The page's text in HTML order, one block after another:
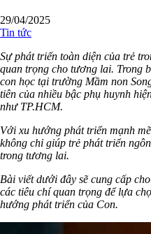
29/04/2025
Tin tức
Sự phát triển toàn diện của trẻ
quan trọng cho tương lai. Trong
con học tại trường Mầm non
tiên của nhiều bậc phụ huynh
như TP.HCM.
Với xu hướng phát triển mạnh
không chỉ giúp trẻ phát triển
trong tương lai.
Bài viết dưới đây sẽ cung cấp
các tiêu chí quan trọng để lựa
hướng phát triển của Con.